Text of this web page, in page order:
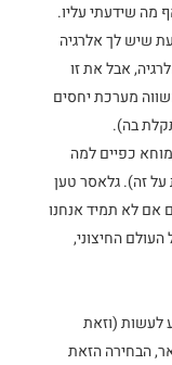
מה שידעתי עליו.
שיש לך אלרגיה
אבל את זו
מערכת יחסים
בה).
מוחא כפיים למה
על זה). גלאסר טען
אם לא תמיד אנחנו
החיצוני,
לעשות (וזאת
הבחירה הזאת